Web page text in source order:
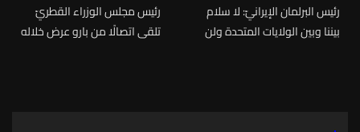
رئيس البرلمان الإيرانيّ: لا سلام
بيننا وبين الولايات المتحدة ولن
ّرئيس مجلس الوزراء القطريّ
تلقى اتصالًا من بارو عرض خلاله